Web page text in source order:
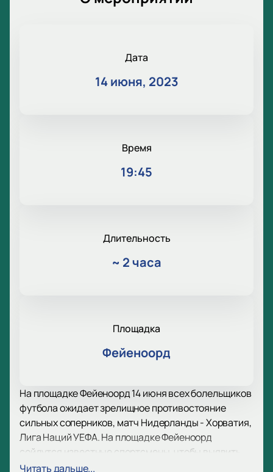
Дата
14 июня, 2023
Время
19:45
Длительность
~ 2 часа
Площадка
Фейеноорд
На площадке Фейеноорд 14 июня всех болельщиков
футбола ожидает зрелищное противостояние
сильных соперников, матч Нидерланды - Хорватия,
Лига Наций УЕФА. На площадке Фейеноорд
сойдутся известные спортсмены, чтобы выявить
лучшего среди лучших!
Читать дальше...